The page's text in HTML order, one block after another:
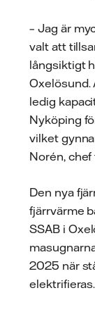
– Jag är
valt att
långsiktigt
ledig
Nyköping
vilket
Norén, chef
Den nya
fjärrvärme
SSAB i
2025 när
elektrifieras.